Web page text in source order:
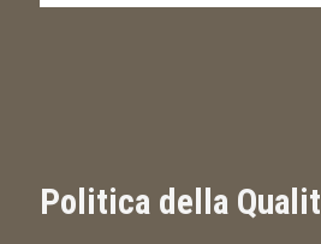
Politica della